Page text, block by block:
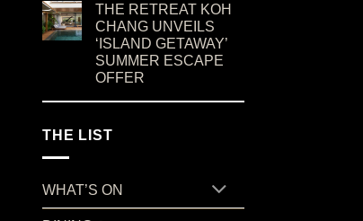
THE RETREAT KOH
CHANG UNVEILS
‘ISLAND GETAWAY’
SUMMER ESCAPE
OFFER
THE LIST
WHAT’S ON